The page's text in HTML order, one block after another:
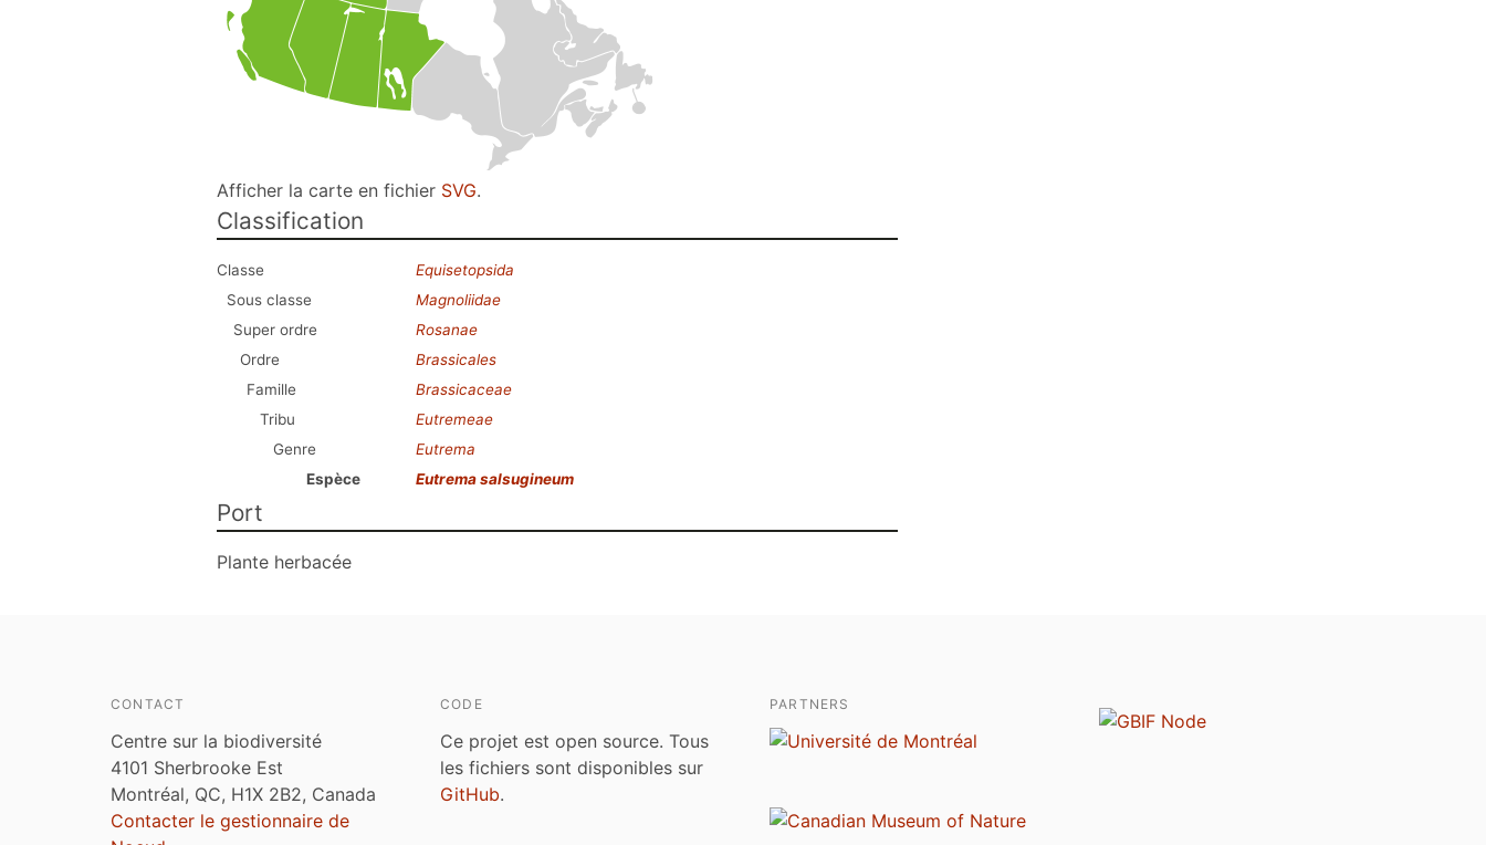
Afficher la carte en fichier SVG.
Classification
Classe
Equisetopsida
Sous classe
Magnoliidae
Super ordre
Rosanae
Ordre
Brassicales
Famille
Brassicaceae
Tribu
Eutremeae
Genre
Eutrema
Espèce
Eutrema salsugineum
Port
Plante herbacée
CONTACT
Centre sur la biodiversité
4101 Sherbrooke Est
Montréal, QC, H1X 2B2, Canada
Contacter le gestionnaire de
CODE
Ce projet est open source. Tous
les fichiers sont disponibles sur
GitHub.
PARTNERS